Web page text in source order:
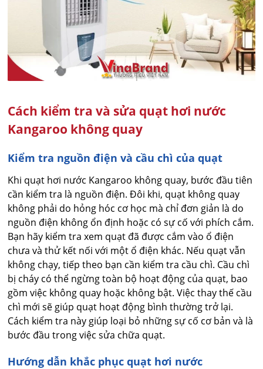
Cách kiểm tra và sửa quạt hơi nước
Kangaroo không quay
Kiểm tra nguồn điện và cầu chì của quạt
Khi quạt hơi nước Kangaroo không quay, bước đầu tiên
cần kiểm tra là nguồn điện. Đôi khi, quạt không quay
không phải do hỏng hóc cơ học mà chỉ đơn giản là do
nguồn điện không ổn định hoặc có sự cố với phích cắm.
Bạn hãy kiểm tra xem quạt đã được cắm vào ổ điện
chưa và thử kết nối với một ổ điện khác. Nếu quạt vẫn
không chạy, tiếp theo bạn cần kiểm tra cầu chì. Cầu chì
bị cháy có thể ngừng toàn bộ hoạt động của quạt, bao
gồm việc không quay hoặc không bật. Việc thay thế cầu
chì mới sẽ giúp quạt hoạt động bình thường trở lại.
Cách kiểm tra này giúp loại bỏ những sự cố cơ bản và là
bước đầu trong việc sửa chữa quạt.
Hướng dẫn khắc phục quạt hơi nước